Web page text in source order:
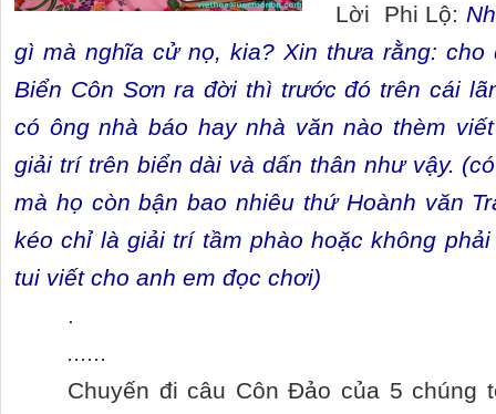
Lời Phi Lộ:
gì mà nghĩa cử nọ, kia? Xin thưa rằng:
Biển Côn Sơn ra đời thì trước đó trên cái
có ông nhà báo hay nhà văn nào thèm
giải trí trên biển dài và dấn thân như vậy.
mà họ còn bận bao nhiêu thứ Hoành văn
kéo chỉ là giải trí tầm phào hoặc không
tui viết cho anh em đọc chơi)
.
......
Chuyến đi câu Côn Đảo của 5 chúng